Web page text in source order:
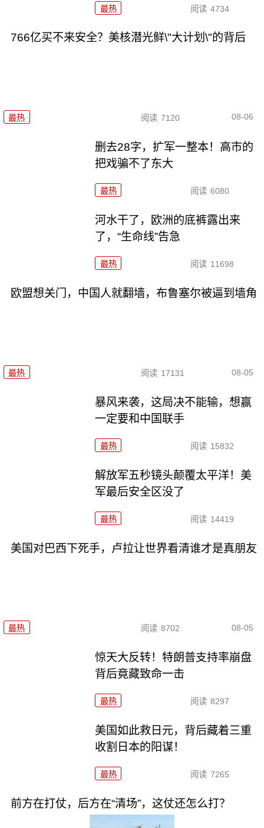
最热 阅读 4734
766亿买不来安全？美核潜光鲜\"大计划\"的背后
最热 阅读 7120 08-06
删去28字，扩军一整本！高市的
把戏骗不了东大
最热 阅读 6080
河水干了，欧洲的底裤露出来
了，“生命线”告急
最热 阅读 11698
欧盟想关门，中国人就翻墙，布鲁塞尔被逼到墙角
最热 阅读 17131 08-05
暴风来袭，这局决不能输，想赢
一定要和中国联手
最热 阅读 15832
解放军五秒镜头颠覆太平洋！美
军最后安全区没了
最热 阅读 14419
美国对巴西下死手，卢拉让世界看清谁才是真朋友
最热 阅读 8702 08-05
惊天大反转！特朗普支持率崩盘
背后竟藏致命一击
最热 阅读 8297
美国如此救日元，背后藏着三重
收割日本的阳谋！
最热 阅读 7265
前方在打仗，后方在“清场”，这仗还怎么打？